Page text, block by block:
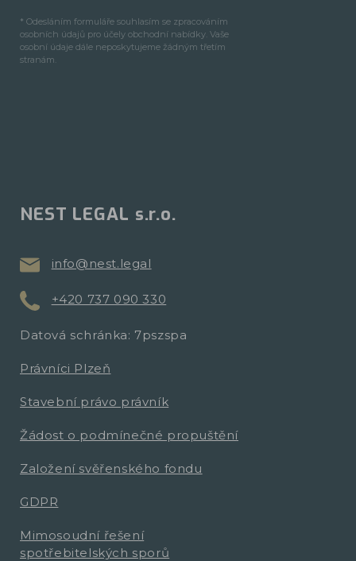
* Odesláním formuláře souhlasím se zpracováním
osobních údajů pro účely obchodní nabídky. Vaše
osobní údaje dále neposkytujeme žádným třetím
stranám.
NEST LEGAL s.r.o.
info@nest.legal
+420 737 090 330
Datová schránka: 7pszspa
Právníci Plzeň
Stavební právo právník
Žádost o podmínečné propuštění
Založení svěřenského fondu
GDPR
Mimosoudní řešení
spotřebitelských sporů